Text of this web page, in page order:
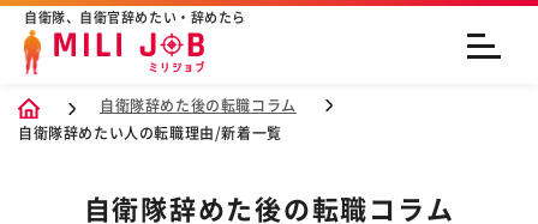
自衛隊、自衛官辞めたい・辞めたら
自衛隊辞めた後の転職コラム
自衛隊辞めたい人の転職理由/新着一覧
自衛隊辞めた後の転職コラム